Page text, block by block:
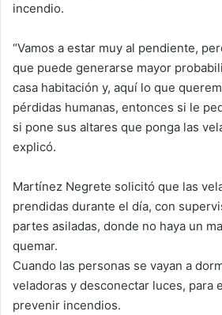
incendio.
“Vamos a estar muy al pendiente,
que puede generarse mayor
casa habitación y, aquí lo que
pérdidas humanas, entonces si le
si pone sus altares que ponga las
explicó.
Martínez Negrete solicitó que las
prendidas durante el día, con
partes asiladas, donde no haya un
quemar.
Cuando las personas se vayan a
veladoras y desconectar luces, para
prevenir incendios.